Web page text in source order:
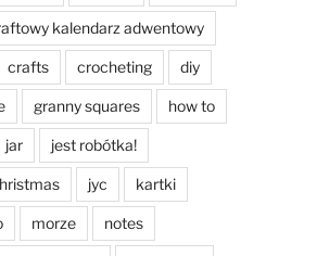
kalendarz adwentowy
crafts crocheting diy
granny squares how to
jar jest robótka!
jyc kartki
morze notes